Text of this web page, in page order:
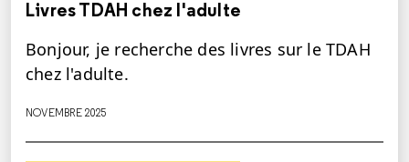
Livres TDAH chez l'adulte
Bonjour, je recherche des livres sur le TDAH
chez l'adulte.
NOVEMBRE 2025